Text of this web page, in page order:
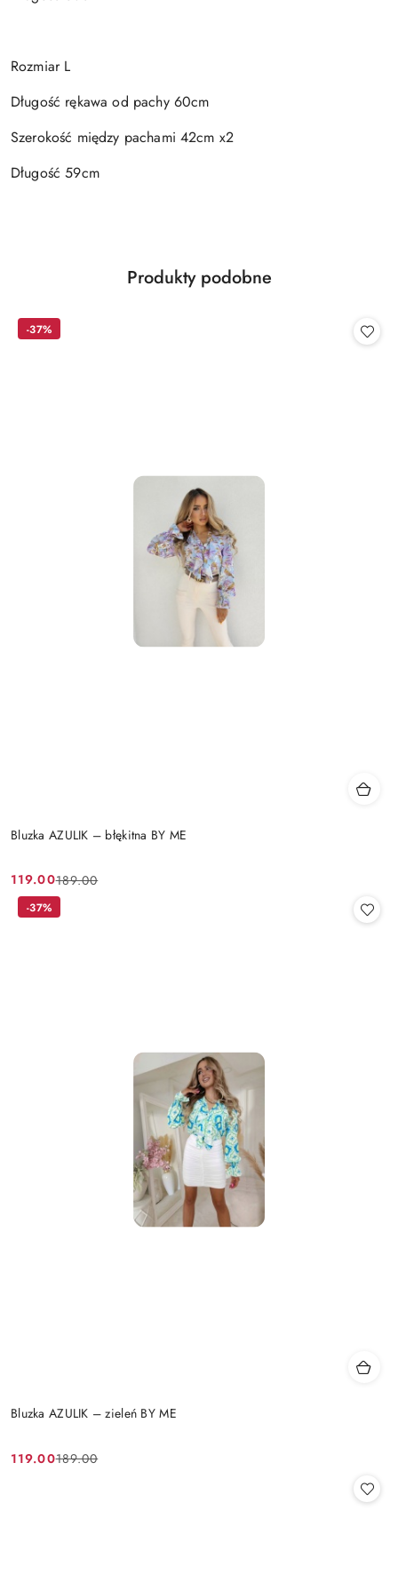
Rozmiar L
Długość rękawa od pachy 60cm
Szerokość między pachami 42cm x2
Długość 59cm
Pomiń karuzelę produktów
Produkty
Produkty podobne
Bluzka AZULIK – błękitna BY ME
Cena
promocyjna:
119.00
Cena
przed
189.00
-37%
Bluzka AZULIK – zieleń BY ME
Cena
119.00
Cena
189.00
-37%